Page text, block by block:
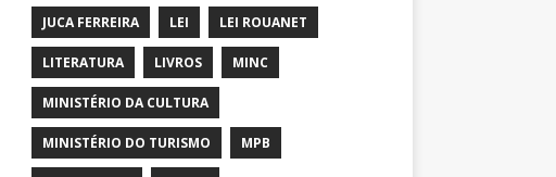
JUCA FERREIRA LEI LEI ROUANET
LITERATURA LIVROS MINC
MINISTÉRIO DA CULTURA
MINISTÉRIO DO TURISMO MPB